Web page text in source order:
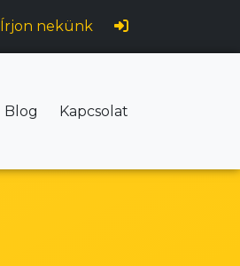
Írjon nekünk
Blog Kapcsolat